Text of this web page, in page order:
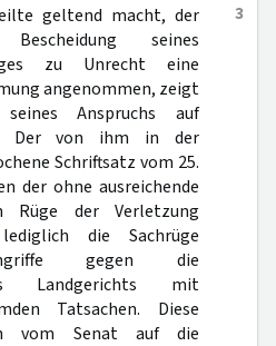
3
geltend macht, der
seines
zu Unrecht eine
angenommen, zeigt
Anspruchs auf
Der von ihm in der
Schriftsatz vom 25.
der ohne ausreichende
Rüge der Verletzung
die Sachrüge
gegen die
Landgerichts mit
Tatsachen. Diese
vom Senat auf die